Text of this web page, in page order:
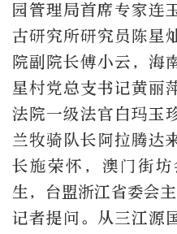
园管理局首席专家连
古研究所研究员陈星
院副院长傅小云，海
星村党总支书记黄丽
法院一级法官白玛玉
兰牧骑队长阿拉腾达
长施荣怀，澳门街
生，台盟浙江省委会
记者提问。从三江源